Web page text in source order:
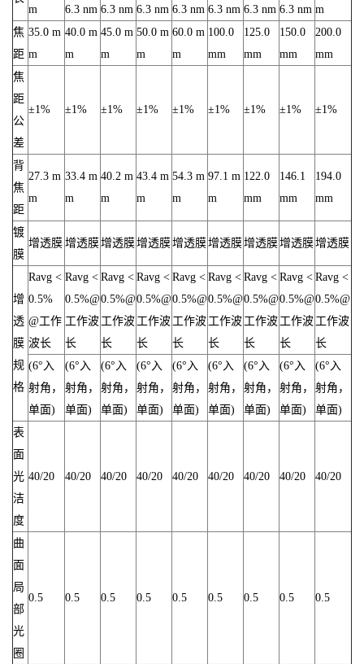
m
6.3 nm 6.3 nm 6.3 nm 6.3 nm 6.3 nm 6.3 nm 6.3 nm m
焦
距
35.0 m
m
40.0 m
m
45.0 m
m
50.0 m
m
60.0 m
m
100.0
mm
125.0
mm
150.0
mm
200.0
mm
焦
距
公
差
±1% ±1% ±1% ±1% ±1% ±1% ±1% ±1% ±1%
背
焦
距
27.3 m
m
33.4 m
m
40.2 m
m
43.4 m
m
54.3 m
m
97.1 m
m
122.0
mm
146.1
mm
194.0
mm
镀
膜
增透膜 增透膜增透膜增透膜增透膜增透膜增透膜增透膜增透膜
增
透
膜
规
格
Ravg <
0.5%
@工作
波长
Ravg <
0.5%@
工作波
长
Ravg <
0.5%@
工作波
长
Ravg <
0.5%@
工作波
长
Ravg <
0.5%@
工作波
长
Ravg <
0.5%@
工作波
长
Ravg <
0.5%@
工作波
长
Ravg <
0.5%@
工作波
长
Ravg <
0.5%@
工作波
长
(6°入
射角，
单面)
(6°入
射角，
单面)
(6°入
射角，
单面)
(6°入
射角，
单面)
(6°入
射角，
单面)
(6°入
射角，
单面)
(6°入
射角，
单面)
(6°入
射角，
单面)
(6°入
射角，
单面)
表
面
光
洁
度
40/20 40/20 40/20 40/20 40/20 40/20 40/20 40/20 40/20
曲
面
局
部
光
圈
0.5 0.5 0.5 0.5 0.5 0.5 0.5 0.5 0.5